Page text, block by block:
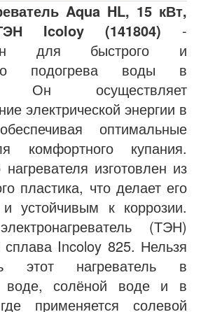
Aqua HL, 15 кВт,
Icoloy (141804) -
для быстрого и
подогрева воды в
Он осуществляет
электрической энергии в
оптимальные
комфортного купания.
нагревателя изготовлен из
пластика, что делает его
устойчивым к коррозии.
(ТЭН)
Incoloy 825. Нельзя
этот нагреватель в
воде, солёной воде и в
применяется солевой